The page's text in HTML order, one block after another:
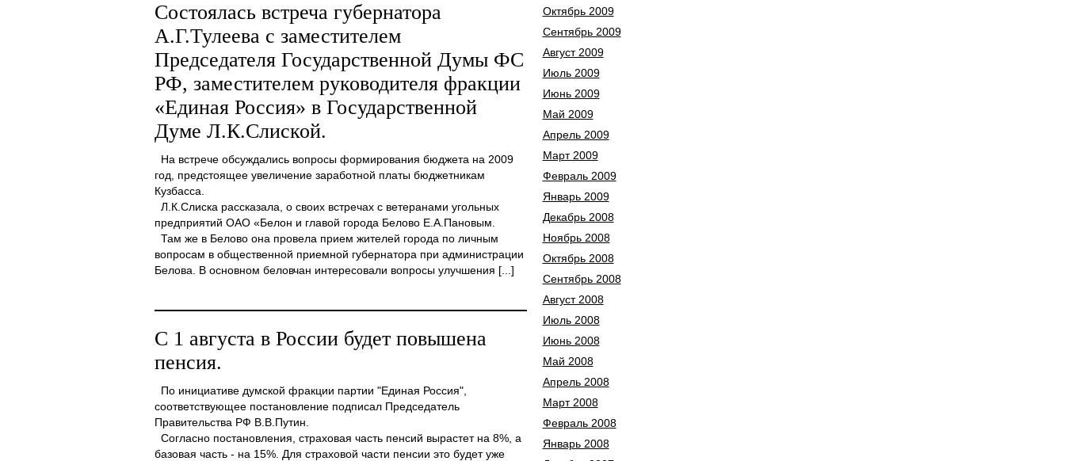
Состоялась встреча губернатора
А.Г.Тулеева с заместителем
Председателя Государственной Думы ФС
РФ, заместителем руководителя фракции
«Единая Россия» в Государственной
Думе Л.К.Слиской.
На встрече обсуждались вопросы формирования бюджета на 2009
год, предстоящее увеличение заработной платы бюджетникам
Кузбасса.
Л.К.Слиска рассказала, о своих встречах с ветеранами угольных
предприятий ОАО «Белон и главой города Белово Е.А.Пановым.
Там же в Белово она провела прием жителей города по личным
вопросам в общественной приемной губернатора при администрации
Белова. В основном беловчан интересовали вопросы улучшения [...]
С 1 августа в России будет повышена
пенсия.
По инициативе думской фракции партии "Единая Россия",
соответствующее постановление подписал Председатель
Правительства РФ В.В.Путин.
Согласно постановления, страховая часть пенсий вырастет на 8%, а
базовая часть - на 15%. Для страховой части пенсии это будет уже
Октябрь 2009
Сентябрь 2009
Август 2009
Июль 2009
Июнь 2009
Май 2009
Апрель 2009
Март 2009
Февраль 2009
Январь 2009
Декабрь 2008
Ноябрь 2008
Октябрь 2008
Сентябрь 2008
Август 2008
Июль 2008
Июнь 2008
Май 2008
Апрель 2008
Март 2008
Февраль 2008
Январь 2008